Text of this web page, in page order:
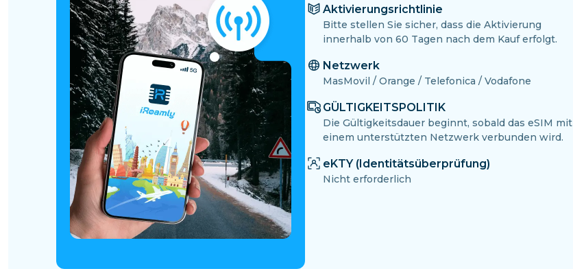
Aktivierungsrichtlinie
Bitte stellen Sie sicher, dass die Aktivierung
innerhalb von 60 Tagen nach dem Kauf erfolgt.
Netzwerk
MasMovil / Orange / Telefonica / Vodafone
GÜLTIGKEITSPOLITIK
Die Gültigkeitsdauer beginnt, sobald das eSIM mit
einem unterstützten Netzwerk verbunden wird.
eKTY (Identitätsüberprüfung)
Nicht erforderlich